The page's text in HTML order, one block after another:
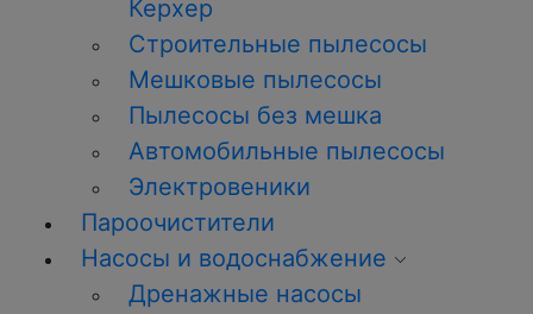
Керхер
Строительные пылесосы
Мешковые пылесосы
Пылесосы без мешка
Автомобильные пылесосы
Электровеники
Пароочистители
Насосы и водоснабжение
Дренажные насосы